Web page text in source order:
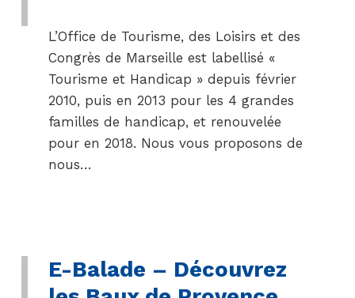
L’Office de Tourisme, des Loisirs et des
Congrès de Marseille est labellisé «
Tourisme et Handicap » depuis février
2010, puis en 2013 pour les 4 grandes
familles de handicap, et renouvelée
pour en 2018. Nous vous proposons de
nous…
E-Balade – Découvrez